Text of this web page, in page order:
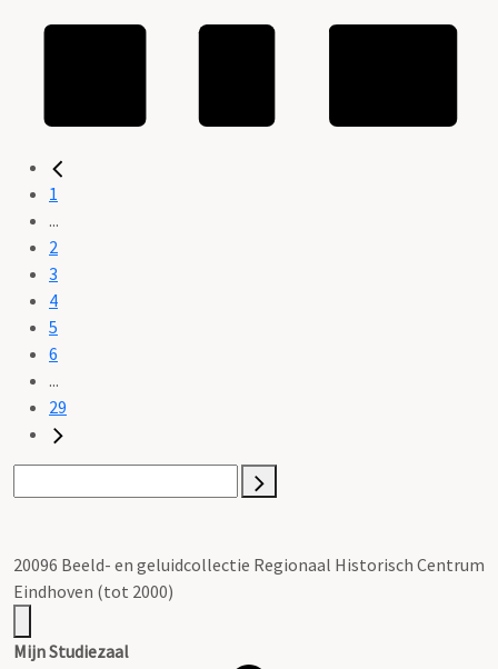
1
...
2
3
4
5
6
...
29
20096 Beeld- en geluidcollectie Regionaal Historisch Centrum
Eindhoven (tot 2000)
Mijn Studiezaal